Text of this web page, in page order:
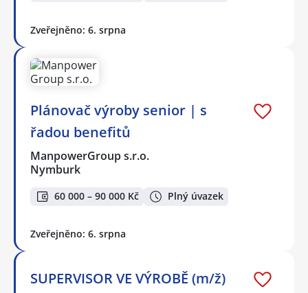
Zveřejněno: 6. srpna
Plánovač výroby senior | s
řadou benefitů
ManpowerGroup s.r.o.
Nymburk
60 000 – 90 000 Kč Plný úvazek
Zveřejněno: 6. srpna
SUPERVISOR VE VÝROBĚ (m/ž)